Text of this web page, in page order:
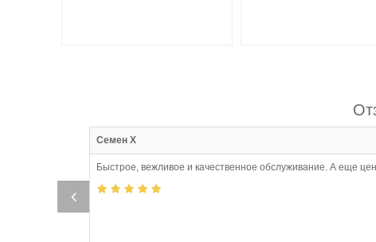
Семен Х
Быстрое, вежливое и качественное обслуживание. А еще